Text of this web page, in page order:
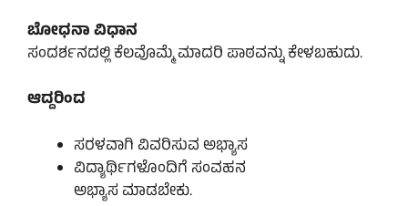
ಬೋಧನಾ ವಿಧಾನ
ಸಂದರ್ಶನದಲ್ಲಿ ಕೆಲವೊಮ್ಮೆ ಮಾದರಿ ಪಾಠವನ್ನು ಕೇಳಬಹುದು.
ಆದ್ದರಿಂದ
ಸರಳವಾಗಿ ವಿವರಿಸುವ ಅಭ್ಯಾಸ
ವಿದ್ಯಾರ್ಥಿಗಳೊಂದಿಗೆ ಸಂವಹನ
ಅಭ್ಯಾಸ ಮಾಡಬೇಕು.